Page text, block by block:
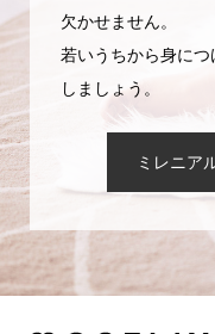
欠かせません。
若いうちから身に
しましょう。
ミレニア